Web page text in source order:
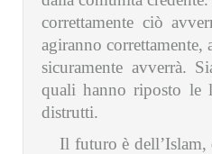
correttamente ciò
agiranno correttamente,
sicuramente avverrà.
quali hanno riposto le
distrutti.
Il futuro è dell’Islam,